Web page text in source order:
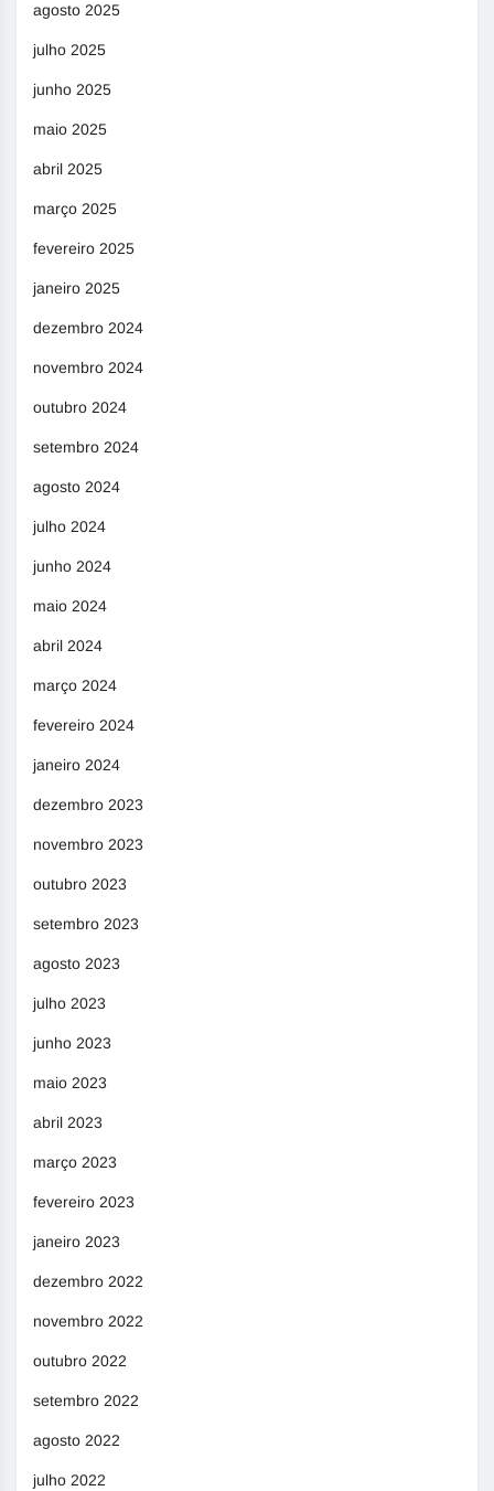
agosto 2025
julho 2025
junho 2025
maio 2025
abril 2025
março 2025
fevereiro 2025
janeiro 2025
dezembro 2024
novembro 2024
outubro 2024
setembro 2024
agosto 2024
julho 2024
junho 2024
maio 2024
abril 2024
março 2024
fevereiro 2024
janeiro 2024
dezembro 2023
novembro 2023
outubro 2023
setembro 2023
agosto 2023
julho 2023
junho 2023
maio 2023
abril 2023
março 2023
fevereiro 2023
janeiro 2023
dezembro 2022
novembro 2022
outubro 2022
setembro 2022
agosto 2022
julho 2022